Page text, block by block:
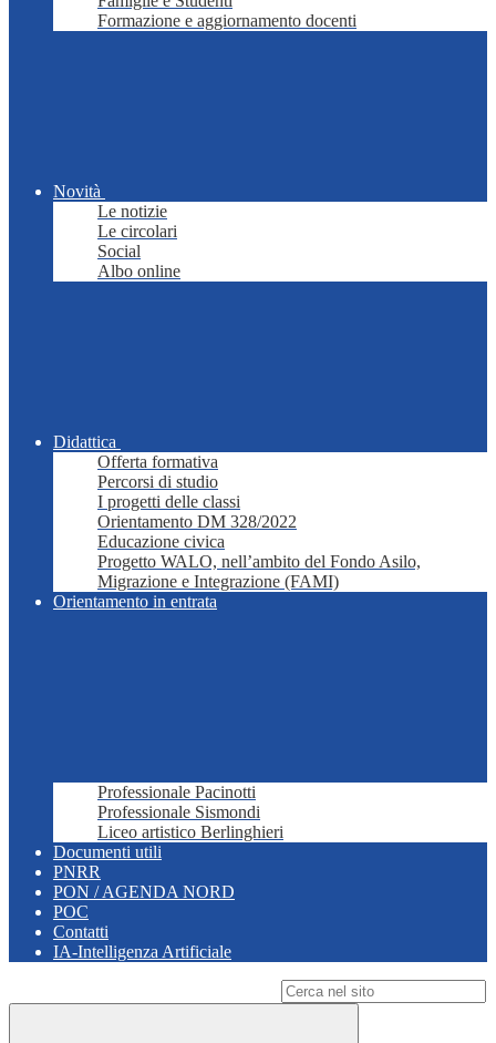
Formazione e aggiornamento docenti
Novità
Le notizie
Le circolari
Social
Albo online
Didattica
Offerta formativa
Percorsi di studio
I progetti delle classi
Orientamento DM 328/2022
Educazione civica
Progetto WALO, nell’ambito del Fondo Asilo,
Migrazione e Integrazione (FAMI)
Orientamento in entrata
Professionale Pacinotti
Professionale Sismondi
Liceo artistico Berlinghieri
Documenti utili
PNRR
PON / AGENDA NORD
POC
Contatti
IA-Intelligenza Artificiale